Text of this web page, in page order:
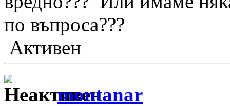
по въпроса???
Активен
montanar